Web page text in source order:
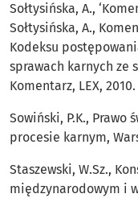
Sołtysińska, A.,
Sołtysińska, A.,
Kodeksu
sprawach karnych ze
Komentarz, LEX, 2010.
Sowiński, P.K., Prawo
procesie karnym,
Staszewski, W.Sz.,
międzynarodowym i